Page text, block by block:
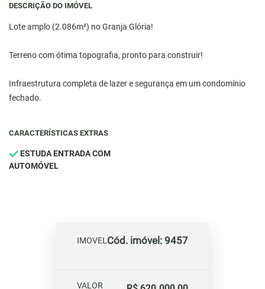
DESCRIÇÃO DO IMÓVEL
Lote amplo (2.086m²) no Granja Glória!
Terreno com ótima topografia, pronto para construir!
Infraestrutura completa de lazer e segurança em um condomínio
fechado.
CARACTERÍSTICAS EXTRAS
ESTUDA ENTRADA COM
AUTOMÓVEL
IMOVELCód. imóvel: 9457
VALOR